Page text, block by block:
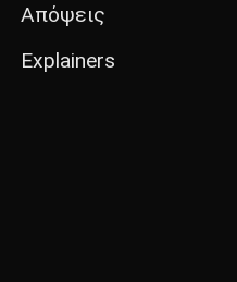
Απόψεις
Explainers